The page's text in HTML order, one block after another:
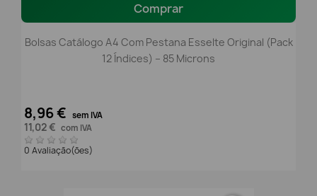
Comprar
Bolsas Catálogo A4 Com Pestana Esselte Original (Pack
12 Índices) – 85 Microns
8,96 € sem IVA
11,02 € com IVA
0 Avaliação(ões)